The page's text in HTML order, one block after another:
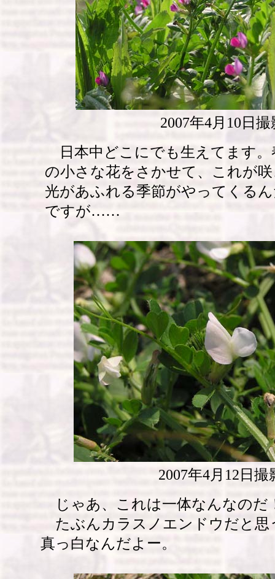
2007年4月10日撮
日本中どこにでも生えてます。
の小さな花をさかせて、これが
光があふれる季節がやってくる
ですが……
2007年4月12日撮
じゃあ、これは一体なんなのだ
たぶんカラスノエンドウだと思
真っ白なんだよー。